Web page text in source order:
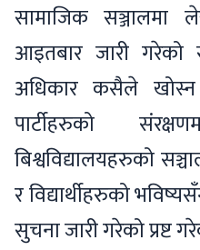
सामाजिक
आइतबार जारी गरेको
अधिकार कसैले
पार्टीहरुको
बिश्वविद्यालयहरुको
र विद्यार्थीहरुको
सुचना जारी गरेको प्रष्ट